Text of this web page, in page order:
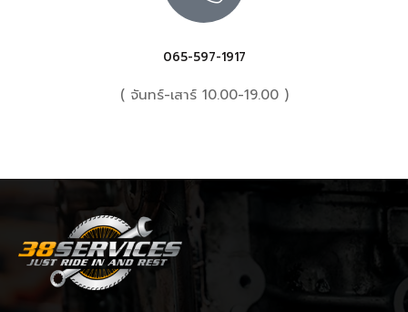
065-597-1917
( จันทร์-เสาร์ 10.00-19.00 )